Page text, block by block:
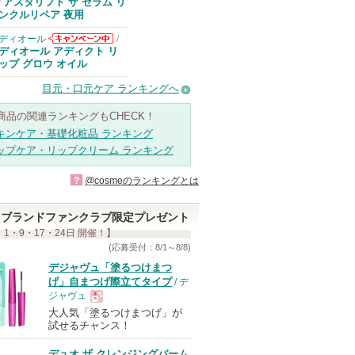
らのお知らせが
クルリペア 夜用
ィオール
ディオールから
のお知らせがあ
/
ィオール アディクト リ
プ グロウ オイル
目元・口元ケア ランキングへ
品の関連ランキングもCHECK！
ンケア・基礎化粧品 ランキング
プケア・リップクリーム ランキング
? @cosmeのランキングとは
ブランドファンクラブ限定プレゼント
1・9・17・24日 開催！】
(応募受付：8/1～8/8)
デジャヴュ「塗るつけまつ
げ」自まつげ際立てタイプ/ デ
ジャヴュ
現
大人気「塗るつけまつげ」が
試せるチャンス！